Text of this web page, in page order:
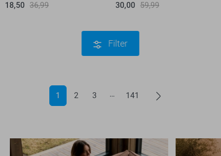
18,50 36,99
30,00 59,99
Filter
1 2 3 141